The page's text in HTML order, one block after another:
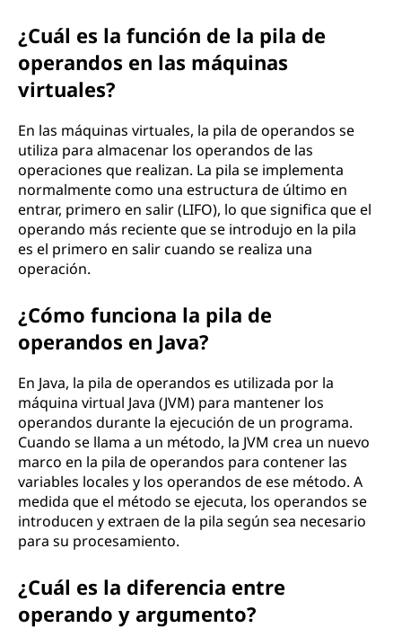
¿Cuál es la función de la pila de
operandos en las máquinas
virtuales?
En las máquinas virtuales, la pila de operandos se
utiliza para almacenar los operandos de las
operaciones que realizan. La pila se implementa
normalmente como una estructura de último en
entrar, primero en salir (LIFO), lo que significa que el
operando más reciente que se introdujo en la pila
es el primero en salir cuando se realiza una
operación.
¿Cómo funciona la pila de
operandos en Java?
En Java, la pila de operandos es utilizada por la
máquina virtual Java (JVM) para mantener los
operandos durante la ejecución de un programa.
Cuando se llama a un método, la JVM crea un nuevo
marco en la pila de operandos para contener las
variables locales y los operandos de ese método. A
medida que el método se ejecuta, los operandos se
introducen y extraen de la pila según sea necesario
para su procesamiento.
¿Cuál es la diferencia entre
operando y argumento?